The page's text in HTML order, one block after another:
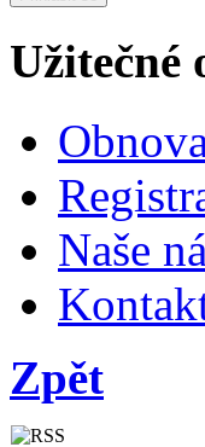
Užitečné
Naše
Zpět